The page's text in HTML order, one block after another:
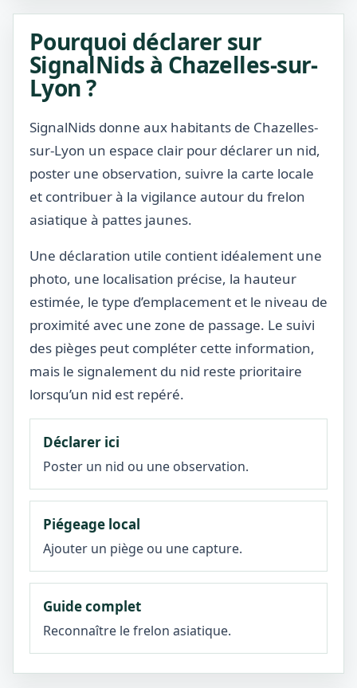
Pourquoi déclarer sur
SignalNids à Chazelles-sur-
Lyon ?
SignalNids donne aux habitants de Chazelles-
sur-Lyon un espace clair pour déclarer un nid,
poster une observation, suivre la carte locale
et contribuer à la vigilance autour du frelon
asiatique à pattes jaunes.
Une déclaration utile contient idéalement une
photo, une localisation précise, la hauteur
estimée, le type d’emplacement et le niveau de
proximité avec une zone de passage. Le suivi
des pièges peut compléter cette information,
mais le signalement du nid reste prioritaire
lorsqu’un nid est repéré.
Déclarer ici
Poster un nid ou une observation.
Piégeage local
Ajouter un piège ou une capture.
Guide complet
Reconnaître le frelon asiatique.